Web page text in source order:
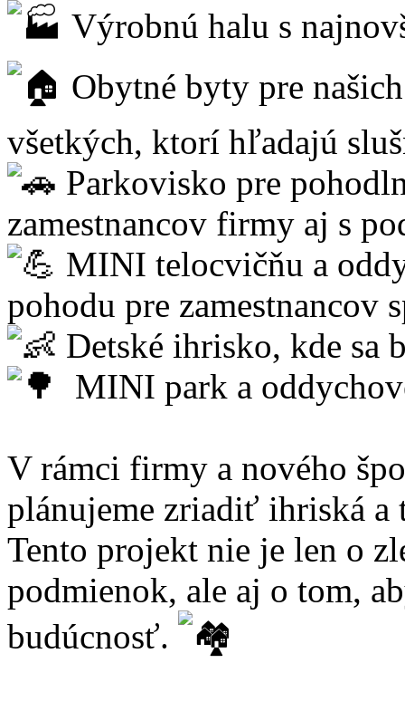
Výrobnú halu s
Obytné byty pre
všetkých, ktorí hľadajú
Parkovisko pre
zamestnancov firmy aj s
MINI telocvičňu a
pohodu pre zamestnancov
Detské ihrisko, kde sa
MINI park a
V rámci firmy a nového
plánujeme zriadiť ihriská a
Tento projekt nie je len o
podmienok, ale aj o tom,
budúcnosť.